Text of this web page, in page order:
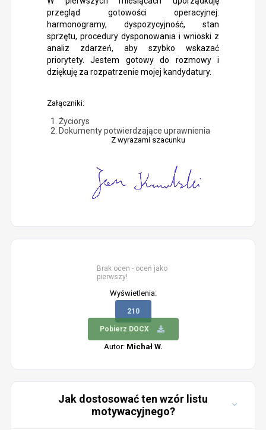
przegląd gotowości operacyjnej:
harmonogramy, dyspozycyjność, stan
sprzętu, procedury dysponowania i wnioski z
analiz zdarzeń, aby szybko wskazać
priorytety. Jestem gotowy do rozmowy i
dziękuję za rozpatrzenie mojej kandydatury.
Załączniki:
Życiorys
Dokumenty potwierdzające uprawnienia
Z wyrazami szacunku
Brak ocen - oceń jako
pierwszy!
Wyświetlenia:
210
Pobierz DOCX
Autor: Michał W.
Jak dostosować ten wzór listu
motywacyjnego?